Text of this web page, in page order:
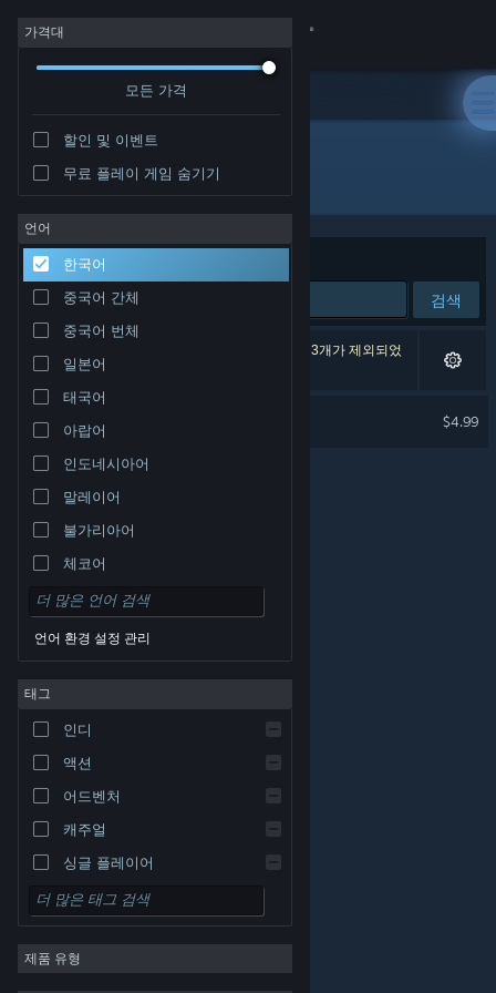
로그인
커뮤니티
정보
지원
언어 변경
Steam 모바일 앱 다운로드
PC 웹사이트 보기
및 기타 국가에서 각각 해당 소유자의 재산입니다.개인정
보 처리방침|법적 고지|접근성|Steam 이용 약관|
환불 | 쿠키
가격대
모든 가격
할인 및 이벤트
무료 플레이 게임 숨기기
언어
한국어
중국어 간체
중국어 번체
일본어
태국어
아랍어
인도네시아어
말레이어
불가리아어
체코어
덴마크어
독일어
영어
스페인어 - 중남미
그리스어
언어 환경 설정 관리
태그
인디
액션
어드벤처
캐주얼
싱글 플레이어
시뮬레이션
RPG
전략
제품 유형
배급사: Frogames
정렬 기준 연관성
검색
검색 결과가 1개 있습니다. 환경 설정에 따라 게임 3개가 제외되었
습니다.
$4.99